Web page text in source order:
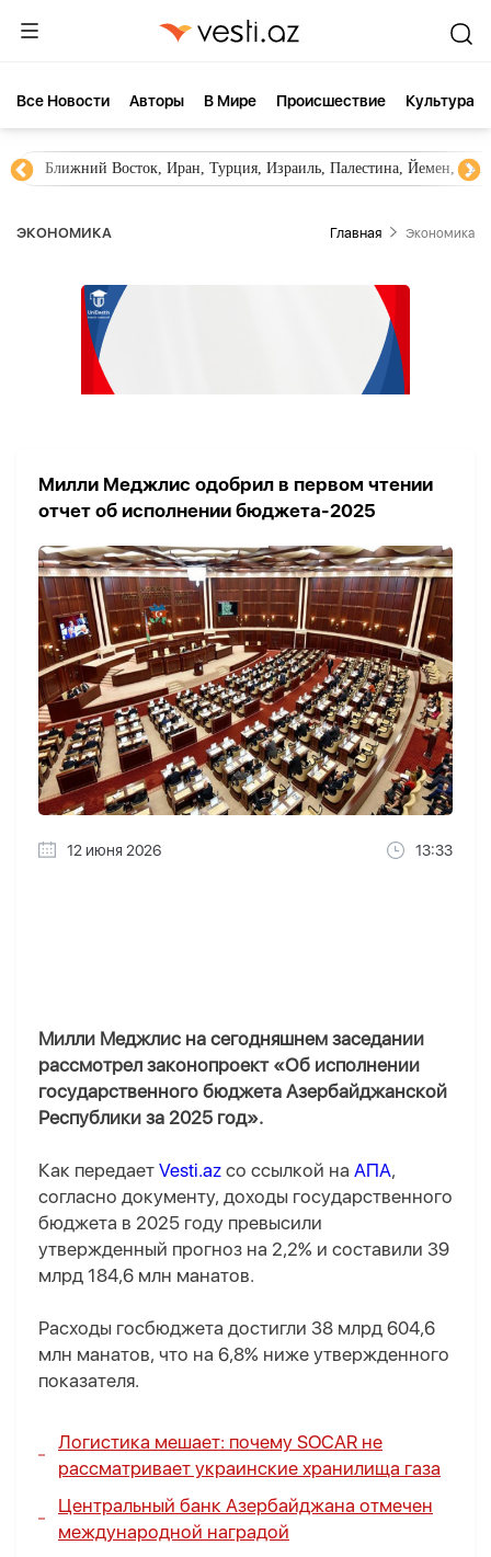
Все Новости Aвторы В Мире Происшествие Культура
Ближний Восток, Иран, Турция, Израиль, Палестина, Йемен,
ЭКОНОМИКА Главная Экономика
Милли Меджлис одобрил в первом чтении
отчет об исполнении бюджета-2025
12 июня 2026 13:33
Милли Меджлис на сегодняшнем заседании
рассмотрел законопроект «Об исполнении
государственного бюджета Азербайджанской
Республики за 2025 год».
Как передает Vesti.az со ссылкой на АПА,
согласно документу, доходы государственного
бюджета в 2025 году превысили
утвержденный прогноз на 2,2% и составили 39
млрд 184,6 млн манатов.
Расходы госбюджета достигли 38 млрд 604,6
млн манатов, что на 6,8% ниже утвержденного
показателя.
Логистика мешает: почему SOCAR не
рассматривает украинские хранилища газа
Центральный банк Азербайджана отмечен
международной наградой